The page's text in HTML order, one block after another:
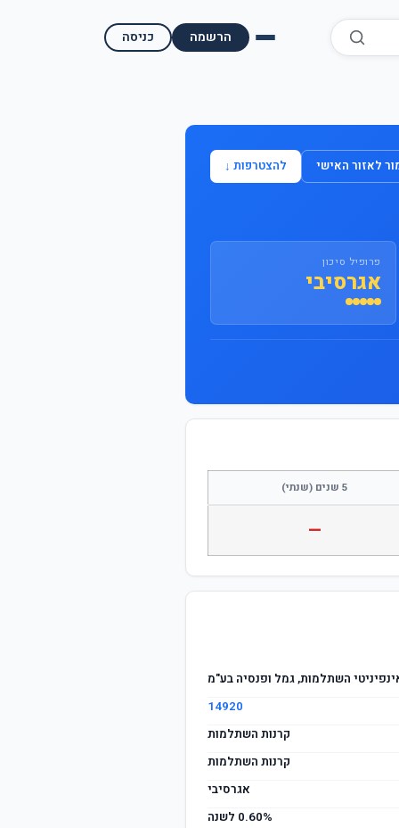
כניסה הרשמה
השוואת בתי השקעות למסחר עצמאי
מאמרים ומדריכים לאזור האישי להצטרפות ↓
פרופיל סיכון
אגרסיבי
5 שנים (שנתי)
—
השתלמות, גמל ופנסיה בע"מ
14920
קרנות השתלמות
קרנות השתלמות
אגרסיבי
0.60% לשנה